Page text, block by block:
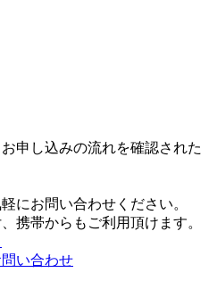
申し込みの流れを確認された
にお問い合わせください。
携帯からもご利用頂けます。